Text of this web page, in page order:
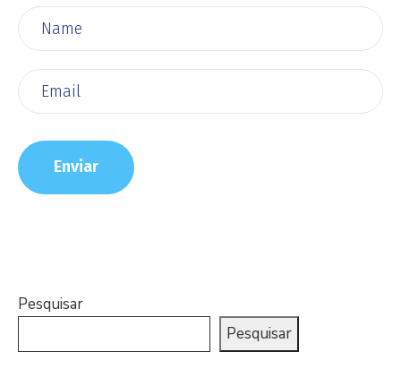
Pesquisar
Pesquisar